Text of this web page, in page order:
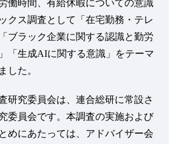
働時間、有給休暇についての意識
クス調査として「在宅勤務・テレ
ブラック企業に関する認識と勤労
「生成AIに関する意識」をテーマ
した。
研究委員会は、連合総研に常設さ
委員会です。本調査の実施および
めにあたっては、アドバイザー会